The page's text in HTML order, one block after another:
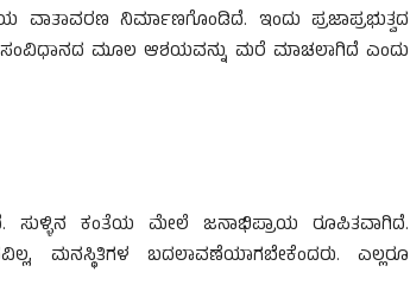
ನಿರ್ಮಾಣಗೊಂಡಿದೆ. ಇಂದು ಪ್ರಜಾಪ್ರಭುತ್ವದ
ಸಂವಿಧಾನದ ಮೂಲ ಆಶಯವನ್ನು ಮರೆ ಮಾಚಲಾಗಿದೆ ಎಂದು
ಕಂತೆಯ ಮೇಲೆ ಜನಾಭಿಪ್ರಾಯ ರೂಪಿತವಾಗಿದೆ.
ಮನಸ್ಥಿತಿಗಳ ಬದಲಾವಣೆಯಾಗಬೇಕೆಂದರು. ಎಲ್ಲರೂ